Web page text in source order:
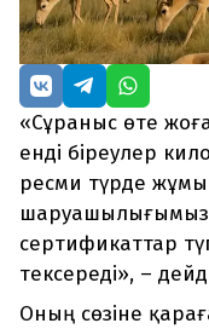
«Сұраныс өте
енді біреулер
ресми түрде
шаруашылығымыз
сертификаттар
тексереді», –
Оның сөзіне